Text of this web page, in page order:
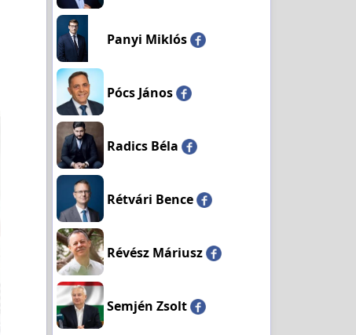
Panyi Miklós
Pócs János
Radics Béla
Rétvári Bence
Révész Máriusz
Semjén Zsolt